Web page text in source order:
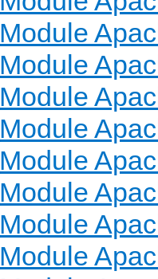
Module
Module
Module
Module
Module
Module
Module
Module